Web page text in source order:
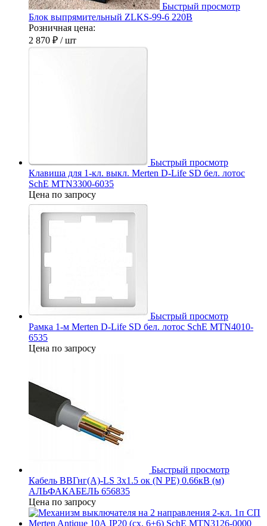
Быстрый просмотр
Блок выпрямительный ZLKS-99-6 220В
Розничная цена:
2 870 ₽ / шт
Быстрый просмотр
Клавиша для 1-кл. выкл. Merten D-Life SD бел. лотос
SchE MTN3300-6035
Цена по запросу
Быстрый просмотр
Рамка 1-м Merten D-Life SD бел. лотос SchE MTN4010-
6535
Цена по запросу
Быстрый просмотр
Кабель ВВГнг(А)-LS 3х1.5 ок (N PE) 0.66кВ (м)
АЛЬФАКАБЕЛЬ 656835
Цена по запросу